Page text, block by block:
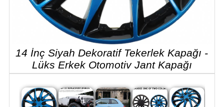
14 İnç Siyah Dekoratif Tekerlek Kapağı -
Lüks Erkek Otomotiv Jant Kapağı